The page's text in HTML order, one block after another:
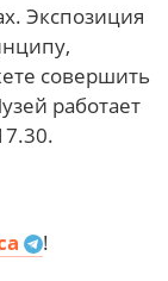
Экспозиция
совершить
работает
!